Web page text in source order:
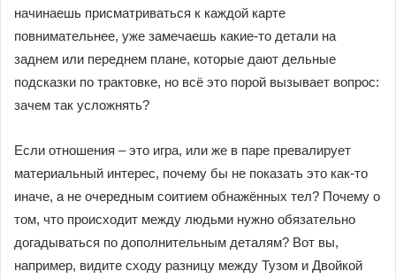
начинаешь присматриваться к каждой карте
повнимательнее, уже замечаешь какие-то детали на
заднем или переднем плане, которые дают дельные
подсказки по трактовке, но всё это порой вызывает вопрос:
зачем так усложнять?
Если отношения – это игра, или же в паре превалирует
материальный интерес, почему бы не показать это как-то
иначе, а не очередным соитием обнажённых тел? Почему о
том, что происходит между людьми нужно обязательно
догадываться по дополнительным деталям? Вот вы,
например, видите сходу разницу между Тузом и Двойкой